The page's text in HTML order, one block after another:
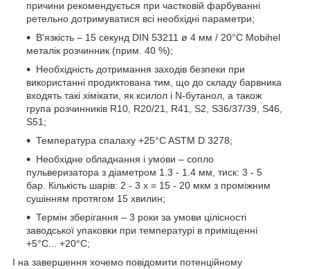
причини рекомендується при частковій фарбуванні
ретельно дотримуватися всі необхідні параметри;
В'язкість – 15 секунд DIN 53211 ø 4 мм / 20°С Mobihel
металік розчинник (прим. 40 %);
Необхідність дотримання заходів безпеки при
використанні продиктована тим, що до складу барвника
входять такі хімікати, як ксилол і N-бутанол, а також
група розчинників R10, R20/21, R41, S2, S36/37/39, S46,
S51;
Температура спалаху +25°C ASTM D 3278;
Необхідне обладнання і умови – сопло
пульверизатора з діаметром 1.3 - 1.4 мм, тиск: 3 - 5
бар. Кількість шарів: 2 - 3 x = 15 - 20 мкм з проміжним
сушінням протягом 15 хвилин;
Термін зберігання – 3 роки за умови цілісності
заводської упаковки при температурі в приміщенні
+5°C... +20°C;
І на завершення хочемо повідомити потенційному